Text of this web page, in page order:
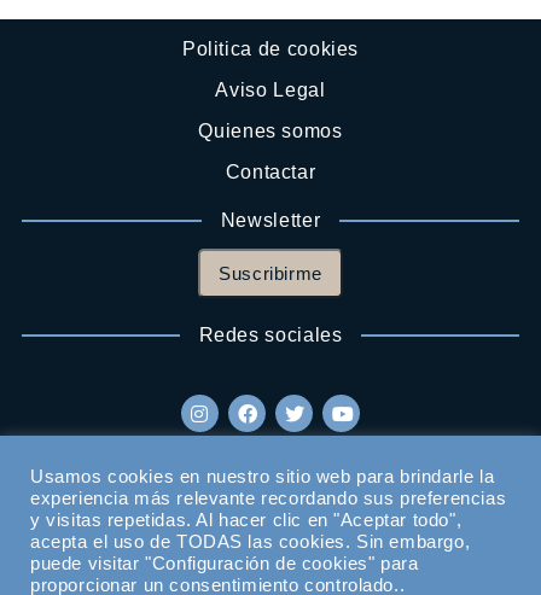
Politica de cookies
Aviso Legal
Quienes somos
Contactar
Newsletter
Suscribirme
Redes sociales
Usamos cookies en nuestro sitio web para brindarle la
experiencia más relevante recordando sus preferencias
y visitas repetidas. Al hacer clic en "Aceptar todo",
acepta el uso de TODAS las cookies. Sin embargo,
puede visitar "Configuración de cookies" para
proporcionar un consentimiento controlado..